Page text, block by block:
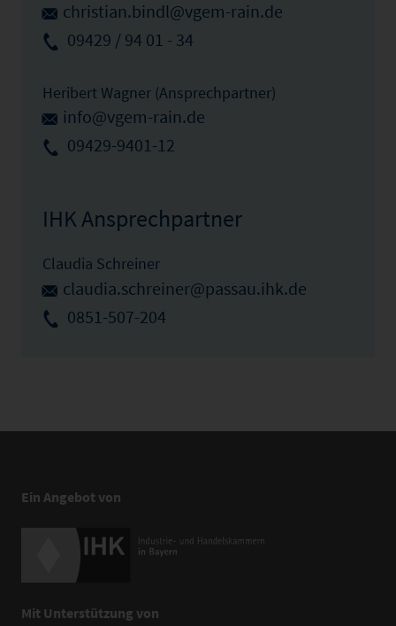
christian.bindl@vgem-rain.de
09429 / 94 01 - 34
Heribert Wagner (Ansprechpartner)
info@vgem-rain.de
09429-9401-12
IHK Ansprechpartner
Claudia Schreiner
claudia.schreiner@passau.ihk.de
0851-507-204
Ein Angebot von
Mit Unterstützung von